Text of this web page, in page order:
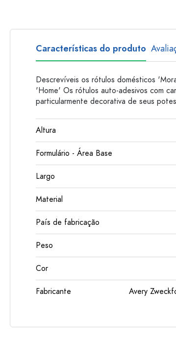
Características do produto
Descrevíveis os rótulos domésticos
'Home' Os rótulos auto-adesivos com
particularmente decorativa de seus
Altura
Formulário - Área Base
Largo
Material
País de fabricação
Peso
Cor
Fabricante
Avery